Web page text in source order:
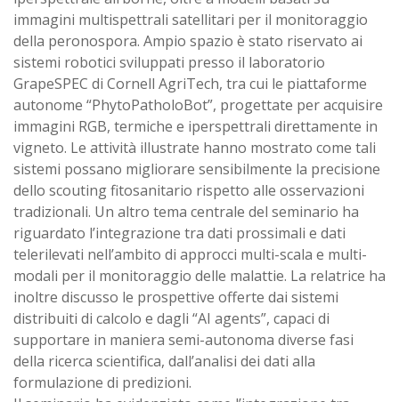
immagini multispettrali satellitari per il monitoraggio
della peronospora. Ampio spazio è stato riservato ai
sistemi robotici sviluppati presso il laboratorio
GrapeSPEC di Cornell AgriTech, tra cui le piattaforme
autonome “PhytoPatholoBot”, progettate per acquisire
immagini RGB, termiche e iperspettrali direttamente in
vigneto. Le attività illustrate hanno mostrato come tali
sistemi possano migliorare sensibilmente la precisione
dello scouting fitosanitario rispetto alle osservazioni
tradizionali. Un altro tema centrale del seminario ha
riguardato l’integrazione tra dati prossimali e dati
telerilevati nell’ambito di approcci multi-scala e multi-
modali per il monitoraggio delle malattie. La relatrice ha
inoltre discusso le prospettive offerte dai sistemi
distribuiti di calcolo e dagli “AI agents”, capaci di
supportare in maniera semi-autonoma diverse fasi
della ricerca scientifica, dall’analisi dei dati alla
formulazione di predizioni.